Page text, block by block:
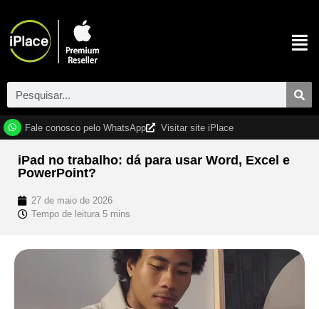
Fale conosco pelo WhatsApp Visitar site iPlace
iPad no trabalho: dá para usar Word, Excel e
PowerPoint?
27 de maio de 2026